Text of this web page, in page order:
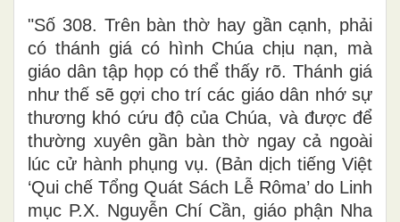
"Số 308. Trên bàn thờ hay gần cạnh, phải
có thánh giá có hình Chúa chịu nạn, mà
giáo dân tập họp có thể thấy rõ. Thánh giá
như thế sẽ gợi cho trí các giáo dân nhớ sự
thương khó cứu độ của Chúa, và được để
thường xuyên gần bàn thờ ngay cả ngoài
lúc cử hành phụng vụ. (Bản dịch tiếng Việt
‘Qui chế Tổng Quát Sách Lễ Rôma’ do Linh
mục P.X. Nguyễn Chí Cần, giáo phận Nha